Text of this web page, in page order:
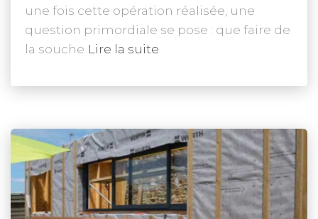
une fois cette opération réalisée, une
question primordiale se pose : que faire de
la souche Lire la suite